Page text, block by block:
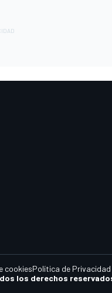
los derechos
cookiesPolítica de Privacidad